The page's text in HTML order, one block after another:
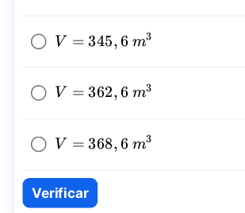
V=345,6~
V = 345, 6 m3
V=362,6~
V = 362,6 m3
V=368,6~
V = 368,6 m3
Verificar